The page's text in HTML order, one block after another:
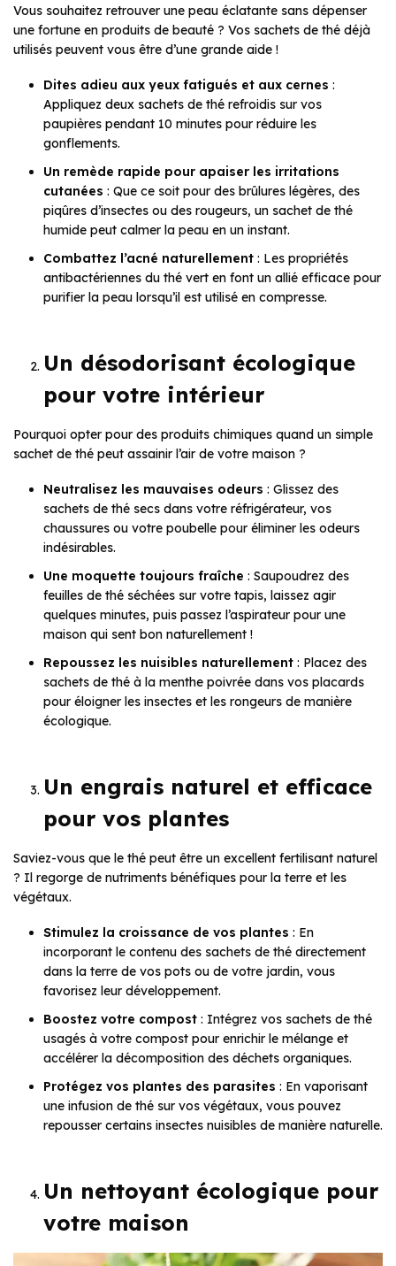
Vous souhaitez retrouver une peau éclatante sans dépenser
une fortune en produits de beauté ? Vos sachets de thé déjà
utilisés peuvent vous être d’une grande aide !
Dites adieu aux yeux fatigués et aux cernes :
Appliquez deux sachets de thé refroidis sur vos
paupières pendant 10 minutes pour réduire les
gonflements.
Un remède rapide pour apaiser les irritations
cutanées : Que ce soit pour des brûlures légères, des
piqûres d’insectes ou des rougeurs, un sachet de thé
humide peut calmer la peau en un instant.
Combattez l’acné naturellement : Les propriétés
antibactériennes du thé vert en font un allié efficace pour
purifier la peau lorsqu’il est utilisé en compresse.
Un désodorisant écologique
pour votre intérieur
Pourquoi opter pour des produits chimiques quand un simple
sachet de thé peut assainir l’air de votre maison ?
Neutralisez les mauvaises odeurs : Glissez des
sachets de thé secs dans votre réfrigérateur, vos
chaussures ou votre poubelle pour éliminer les odeurs
indésirables.
Une moquette toujours fraîche : Saupoudrez des
feuilles de thé séchées sur votre tapis, laissez agir
quelques minutes, puis passez l’aspirateur pour une
maison qui sent bon naturellement !
Repoussez les nuisibles naturellement : Placez des
sachets de thé à la menthe poivrée dans vos placards
pour éloigner les insectes et les rongeurs de manière
écologique.
Un engrais naturel et efficace
pour vos plantes
Saviez-vous que le thé peut être un excellent fertilisant naturel
? Il regorge de nutriments bénéfiques pour la terre et les
végétaux.
Stimulez la croissance de vos plantes : En
incorporant le contenu des sachets de thé directement
dans la terre de vos pots ou de votre jardin, vous
favorisez leur développement.
Boostez votre compost : Intégrez vos sachets de thé
usagés à votre compost pour enrichir le mélange et
accélérer la décomposition des déchets organiques.
Protégez vos plantes des parasites : En vaporisant
une infusion de thé sur vos végétaux, vous pouvez
repousser certains insectes nuisibles de manière naturelle.
Un nettoyant écologique pour
votre maison